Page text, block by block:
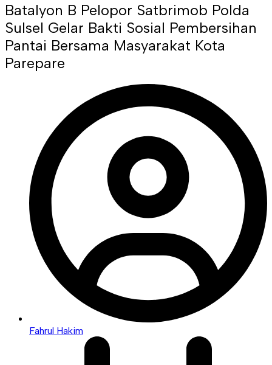
Batalyon B Pelopor Satbrimob Polda
Sulsel Gelar Bakti Sosial Pembersihan
Pantai Bersama Masyarakat Kota
Parepare
Fahrul Hakim